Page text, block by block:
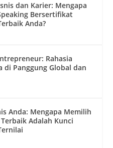
dan Karier: Mengapa
Bersertifikat
Anda?
Rahasia
di Panggung Global dan
Anda: Mengapa Memilih
Adalah Kunci